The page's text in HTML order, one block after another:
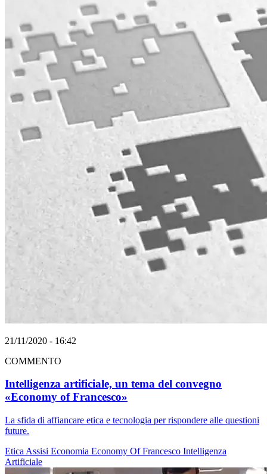
21/11/2020 - 16:42
COMMENTO
Intelligenza artificiale, un tema del convegno
«Economy of Francesco»
La sfida di affiancare etica e tecnologia per rispondere alle questioni
future.
Etica Assisi Economia Economy Of Francesco Intelligenza
Artificiale